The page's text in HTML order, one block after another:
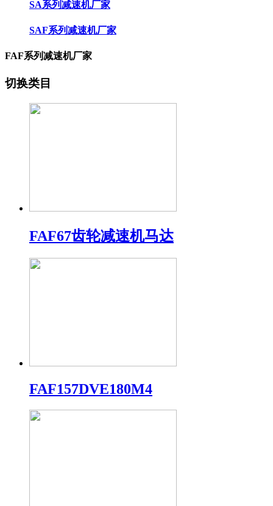
SA系列减速机厂家
SAF系列减速机厂家
FAF系列减速机厂家
切换类目
FAF67齿轮减速机马达
FAF157DVE180M4